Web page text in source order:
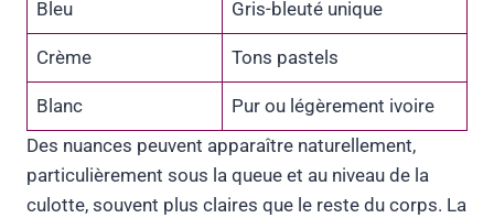
Bleu Gris-bleuté unique
Crème Tons pastels
Blanc
Pur ou légèrement ivoire
Des nuances peuvent apparaître naturellement,
particulièrement sous la queue et au niveau de la
culotte, souvent plus claires que le reste du corps. La